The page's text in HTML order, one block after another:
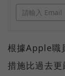
根據Apple職
措施比過去